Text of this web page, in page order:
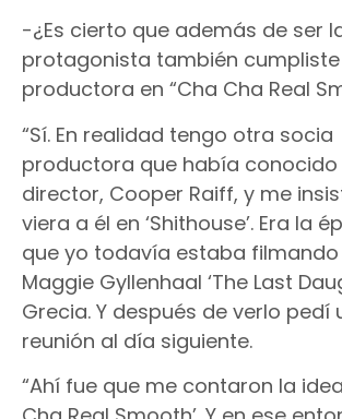
-¿Es cierto que además de ser
protagonista también
productora en “Cha Cha Real
“Sí. En realidad tengo otra socia
productora que había conocido
director, Cooper Raiff, y me
viera a él en ‘Shithouse’. Era la
que yo todavía estaba
Maggie Gyllenhaal ‘The Last
Grecia. Y después de verlo pedí
reunión al día siguiente.
“Ahí fue que me contaron la